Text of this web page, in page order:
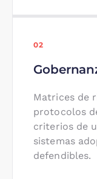
02
Matrices de
protocolos
criterios de
sistemas
defendibles.